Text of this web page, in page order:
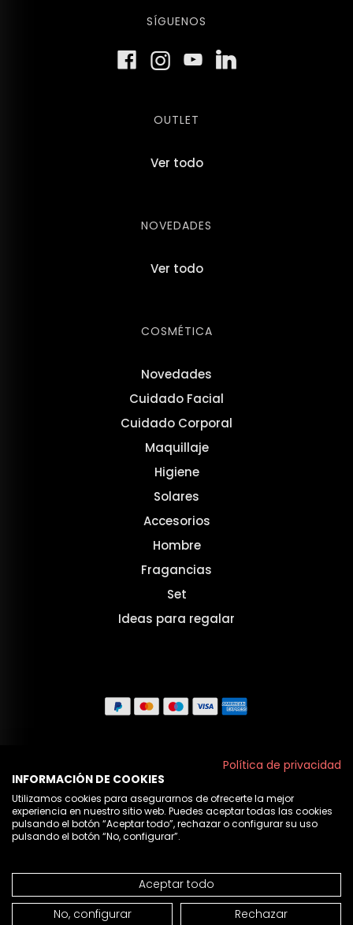
NO DISPONIBLE
SÍGUENOS
OUTLET
Ver todo
NOVEDADES
Ver todo
COSMÉTICA
Novedades
Cuidado Facial
Cuidado Corporal
Maquillaje
Higiene
Solares
Accesorios
Hombre
Fragancias
Set
Ideas para regalar
Política de cookies
Nosotros
© 2026 Cristian Lay
Política de privacidad
INFORMACIÓN DE COOKIES
Utilizamos cookies para asegurarnos de ofrecerte la mejor
experiencia en nuestro sitio web. Puedes aceptar todas las cookies
pulsando el botón “Aceptar todo”, rechazar o configurar su uso
pulsando el botón “No, configurar”.
Aceptar todo
No, configurar
Rechazar